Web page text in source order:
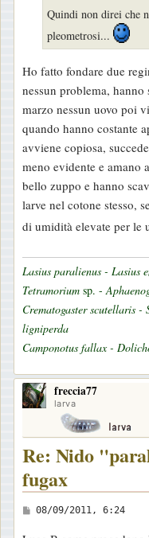
Quindi non direi che
pleometrosi...
Ho fatto fondare due
nessun problema,
marzo nessun uovo poi
quando hanno costante
avviene copiosa,
meno evidente e amano
bello zuppo e hanno
larve nel cotone stesso,
di umidità elevate per le
Lasius paralienus - Lasius
Tetramorium sp. -
Crematogaster scutellaris -
ligniperda
Camponotus fallax -
freccia77
larva
Re: Nido
fugax
M
08/09/2011, 6:24